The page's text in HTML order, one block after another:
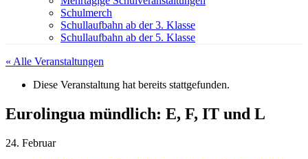
Schulmerch
Schullaufbahn ab der 3. Klasse
Schullaufbahn ab der 5. Klasse
« Alle Veranstaltungen
Diese Veranstaltung hat bereits stattgefunden.
Eurolingua mündlich: E, F, IT und L
24. Februar